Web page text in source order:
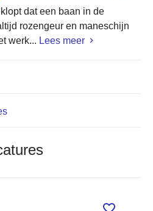
dat een baan in de
rozengeur en maneschijn
werk... Lees meer